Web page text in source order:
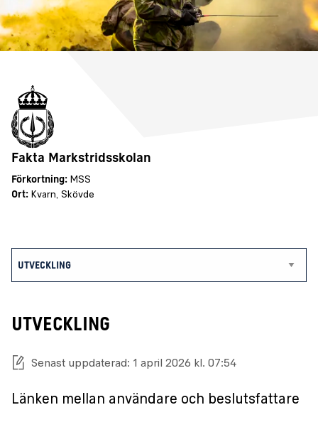
Fakta Markstridsskolan
Förkortning: MSS
Ort: Kvarn, Skövde
UTVECKLING
Senast uppdaterad: 1 april 2026 kl. 07:54
Länken mellan användare och beslutsfattare